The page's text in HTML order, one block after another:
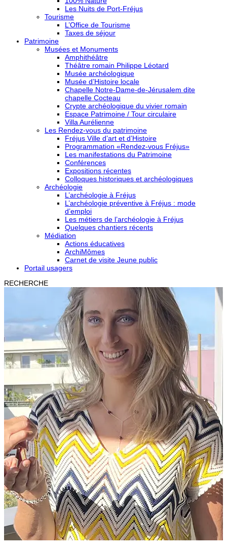
Les Nuits de Port-Fréjus
Tourisme
L’Office de Tourisme
Taxes de séjour
Patrimoine
Musées et Monuments
Amphithéâtre
Théâtre romain Philippe Léotard
Musée archéologique
Musée d’Histoire locale
Chapelle Notre-Dame-de-Jérusalem dite
chapelle Cocteau
Crypte archéologique du vivier romain
Espace Patrimoine / Tour circulaire
Villa Aurélienne
Les Rendez-vous du patrimoine
Fréjus Ville d’art et d’Histoire
Programmation «Rendez-vous Fréjus»
Les manifestations du Patrimoine
Conférences
Expositions récentes
Colloques historiques et archéologiques
Archéologie
L’archéologie à Fréjus
L’archéologie préventive à Fréjus : mode
d’emploi
Les métiers de l’archéologie à Fréjus
Quelques chantiers récents
Médiation
Actions éducatives
ArchiMômes
Carnet de visite Jeune public
Portail usagers
RECHERCHE